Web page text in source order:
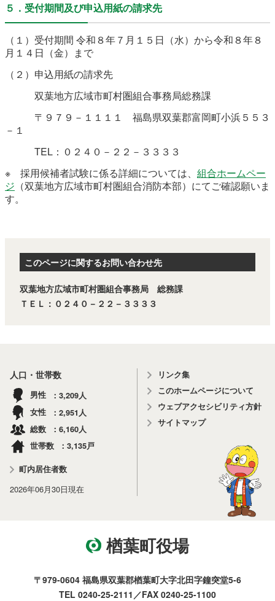
５．受付期間及び申込用紙の請求先
（１）受付期間 令和８年７月１５日（水）から令和８年８
月１４日（金）まで
（２）申込用紙の請求先
双葉地方広域市町村圏組合事務局総務課
〒９７９－１１１１ 福島県双葉郡富岡町小浜５５３
－１
TEL：０２４０－２２－３３３３
※ 採用候補者試験に係る詳細については、 組合ホームペー
ジ （双葉地方広域市町村圏組合消防本部）にてご確認願いま
す。
このページに関するお問い合わせ先
双葉地方広域市町村圏組合事務局 総務課
ＴＥＬ：０２４０－２２－３３３３
楢葉町役場
〒979-0604 福島県双葉郡楢葉町大字北田字鐘突堂5-6
TEL 0240-25-2111／FAX 0240-25-1100
人口・世帯数
男性 3,209 人
女性
2,951 人
総数
6,160人
世帯数
3,135戸
町内居住者数
2026年06月30日現在
リンク集
このホームページについて
ウェブアクセシビリティ方針
サイトマップ